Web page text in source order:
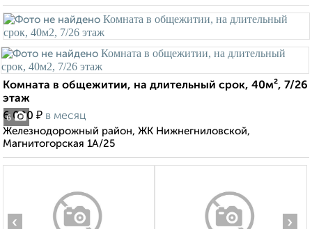
6
Комната в общежитии, на длительный срок, 40м², 7/26
этаж
6 000 ₽ в месяц
Железнодорожный район, ЖК Нижнегниловской,
Магнитогорская 1А/25
‹ ›